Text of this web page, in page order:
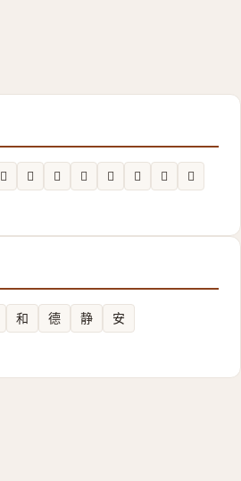
𢾎 𢿀 𣀪 𭤓 𢽨 𲣱 𢿤 𢿨
和 德 静 安